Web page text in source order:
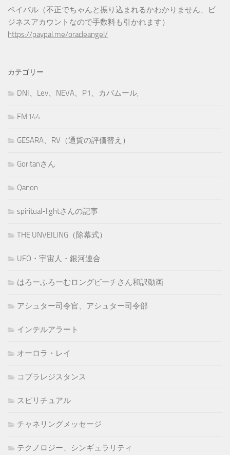
ペイパル（不正でちゃんと振り込まれるかわかりません、ビ
ジネスアカウントなので手数料も引かれます）
https://paypal.me/oracleangel/
カテゴリー
DNI、Lev、NEVA、P1、カバムール,
FM144
GESARA、RV（通貨の評価替え）
Goritanさん
Qanon
spiritual-lightさんの記事
THE UNVEILING（除幕式）
UFO・宇宙人・銀河連合
はろーふろーむロングビーチさん和訳動画
アシュター司令官、アシュター司令部
インテルアラート
オーロラ・レイ
コブラレジスタンス
スピリチュアル
チャネリングメッセージ
テクノロジー、シンギュラリティ